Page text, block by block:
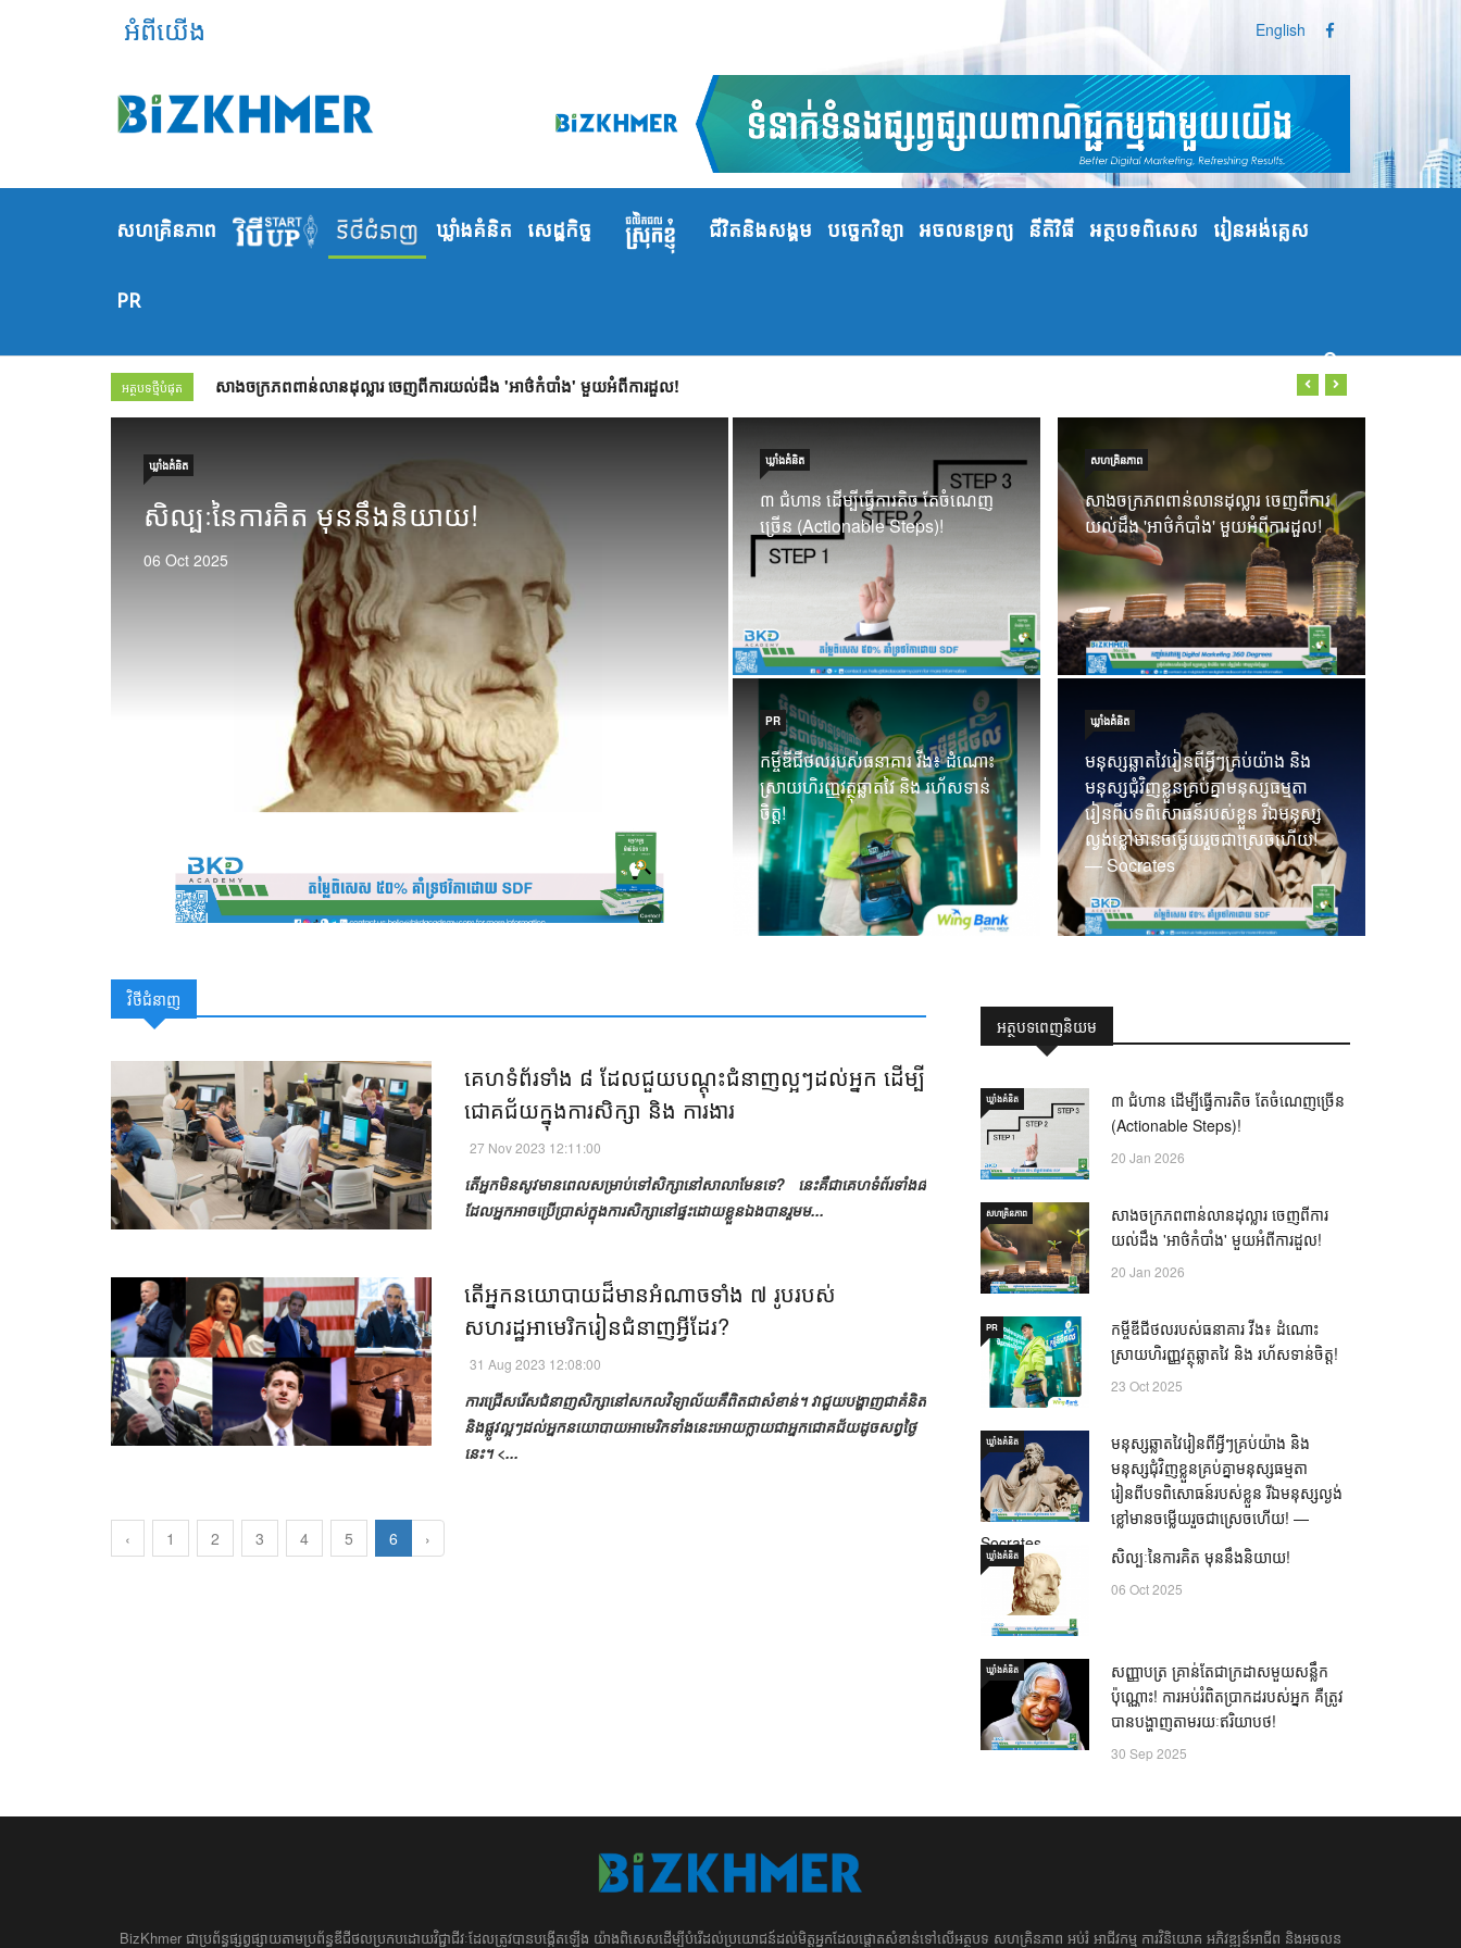
អំពីយើង English
សហគ្រិនភាព ឃ្លាំង​គំនិត សេដ្ឋកិច្ច ជីវិតនិងសង្គម បច្ចេកវិទ្យា អចលនទ្រព្យ នីតិវិធី អត្ថបទពិសេស រៀនអង់គ្លេស
PR
អត្ថបទថ្មីបំផុត សាងចក្រភពពាន់លានដុល្លារ ចេញពីការយល់ដឹង 'អាថ៌កំបាំង' មួយអំពីការដួល!
ឃ្លាំង​គំនិត
សិល្បៈនៃការគិត មុននឹងនិយាយ!
06 Oct 2025
ឃ្លាំង​គំនិត
សញ្ញាបត្រ គ្រាន់តែជាក្រដាសមួយសន្លឹកប៉ុណ្ណោះ! ការ
អប់រំពិតប្រាកដរបស់អ្នក គឺត្រូវបានបង្ហាញតាមរយៈ
ឥរិយាបថ!
30 Sep 2025
ឃ្លាំង​គំនិត
៣ ជំហាន ដើម្បីធ្វើការតិច តែចំណេញ
ច្រើន (Actionable Steps)!
សហគ្រិនភាព
សាងចក្រភពពាន់លានដុល្លារ ចេញពីការ
យល់ដឹង 'អាថ៌កំបាំង' មួយអំពីការដួល!
PR
កម្ចីឌីជីថលរបស់ធនាគារ វីង៖ ដំណោះ
ស្រាយហិរញ្ញវត្ថុឆ្លាតវៃ និង រហ័សទាន់
ចិត្ត!
ឃ្លាំង​គំនិត
មនុស្សឆ្លាតវៃរៀនពីអ្វីៗគ្រប់យ៉ាង និង
មនុស្សជុំវិញខ្លួនគ្រប់គ្នាមនុស្សធម្មតា
រៀនពីបទពិសោធន៍របស់ខ្លួន រីឯមនុស្ស
ល្ងង់ខ្លៅមានចម្លើយរួចជាស្រេចហើយ!
— Socrates
វិថីជំនាញ
គេហទំព័រ​ទាំង​ ៨​​ ដែល​​​ជួយ​បណ្ដុះ​ជំនាញ​ល្អៗ​ដល់​អ្នក ​​​ដើម្បី​
ជោគជ័យ​ក្នុង​ការសិក្សា​ និង ​ការងារ​​
27 Nov 2023 12:11:00
តើ​អ្នក​មិន​សូវ​មាន​ពេល​សម្រាប់​ទៅ​សិក្សា​នៅ​សាលា​មែន​ទេ? នេះ​គឺ​ជា​គេហទំព័រ​ទាំង​៨​
ដែល​អ្នក​អាច​ប្រើប្រាស់​ក្នុង​ការ​សិក្សា​នៅ​ផ្ទះ​ដោយ​ខ្លួន​ឯង​បាន​​រួម​ម...
តើ​អ្នក​នយោបាយ​ដ៏​មាន​អំណាច​ទាំង ​​៧ រូប​របស់​
សហរដ្ឋអាមេរិក​រៀន​ជំនាញ​អ្វី​ដែរ?​
31 Aug 2023 12:08:00
​​ការ​ជ្រើស​រើស​ជំនាញ​សិក្សា​នៅ​សកលវិទ្យាល័យ​គឺ​ពិត​ជា​សំខាន់​។ វា​​ជួយ​បង្ហាញ​ជា​គំនិត​
និង​ផ្លូវ​ល្អ​ៗ​​ដល់​អ្នក​នយោបាយ​អាមេរិក​ទាំង​នេះ​​អោយ​ក្លាយ​ជា​អ្នក​​ជោគជ័យ​ដូច​សព្វ​ថ្ងៃ​
នេះ។ <...
‹ 1 2 3 4 5 6 ›
អត្ថបទពេញនិយម
ឃ្លាំង​គំនិត
៣ ជំហាន ដើម្បីធ្វើការតិច តែចំណេញច្រើន
(Actionable Steps)!
20 Jan 2026
សហគ្រិនភាព
សាងចក្រភពពាន់លានដុល្លារ ចេញពីការ
យល់ដឹង 'អាថ៌កំបាំង' មួយអំពីការដួល!
20 Jan 2026
PR
កម្ចីឌីជីថលរបស់ធនាគារ វីង៖ ដំណោះ
ស្រាយហិរញ្ញវត្ថុឆ្លាតវៃ និង រហ័សទាន់ចិត្ត!
23 Oct 2025
ឃ្លាំង​គំនិត
មនុស្សឆ្លាតវៃរៀនពីអ្វីៗគ្រប់យ៉ាង និង
មនុស្សជុំវិញខ្លួនគ្រប់គ្នាមនុស្សធម្មតា
រៀនពីបទពិសោធន៍របស់ខ្លួន រីឯមនុស្សល្ងង់
ខ្លៅមានចម្លើយរួចជាស្រេចហើយ! —
Socrates
21 Oct 2025
ឃ្លាំង​គំនិត សិល្បៈនៃការគិត មុននឹងនិយាយ!
06 Oct 2025
ឃ្លាំង​គំនិត
សញ្ញាបត្រ គ្រាន់តែជាក្រដាសមួយសន្លឹក
ប៉ុណ្ណោះ! ការអប់រំពិតប្រាកដរបស់អ្នក គឺត្រូវ
បានបង្ហាញតាមរយៈឥរិយាបថ!
30 Sep 2025
BizKhmer ​ជា​​ប្រព័ន្ធ​ផ្សព្វផ្សាយ​តាម​ប្រព័ន្ធ​ឌីជីថល​​​ប្រកប​ដោយ​វិជ្ជាជីវៈ​ដែល​​​ត្រូវ​បាន​បង្កើតឡើង យ៉ាង​ពិសេស​​ដើម្បី​បំរើ​ដល់​ប្រយោជន៍​​​ដល់​មិត្ត​អ្នក​ដែល​ផ្ដោត​សំខាន់​ទៅ​លើ​អត្ថបទ​ សហគ្រិន​ភាព អប់រំ ​​អាជីវកម្ម​ ​ការ​វិនិយោគ​ ​អភិវឌ្ឍន៍​អាជីព​ និង​អចលន